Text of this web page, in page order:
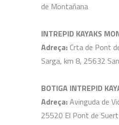
de Montañana
INTREPID KAYAKS
Adreça: Crta de Pont
Sarga, km 8, 25632
BOTIGA INTREPID
Adreça: Avinguda de
25520 El Pont de Suert